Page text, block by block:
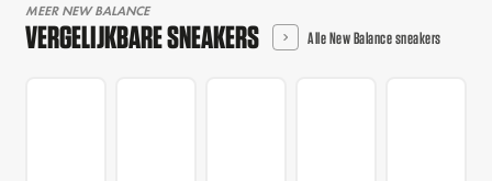
MEER NEW BALANCE
VERGELIJKBARE SNEAKERS Alle New Balance sneakers